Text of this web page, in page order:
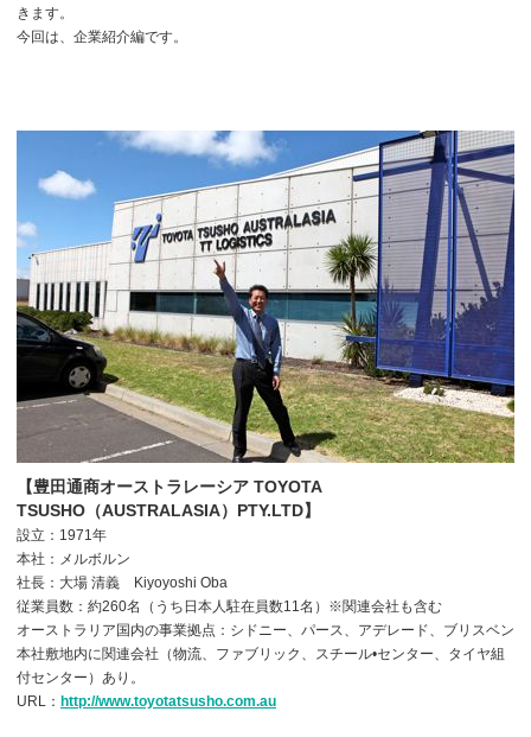
きます。
今回は、企業紹介編です。
【豊田通商オーストラレーシア TOYOTA
TSUSHO（AUSTRALASIA）PTY.LTD】
設立：1971年
本社：メルボルン
社長：大場 清義 Kiyoyoshi Oba
従業員数：約260名（うち日本人駐在員数11名）※関連会社も含む
オーストラリア国内の事業拠点：シドニー、パース、アデレード、ブリスベン
本社敷地内に関連会社（物流、ファブリック、スチール•センター、タイヤ組
付センター）あり。
URL： http://www.toyotatsusho.com.au